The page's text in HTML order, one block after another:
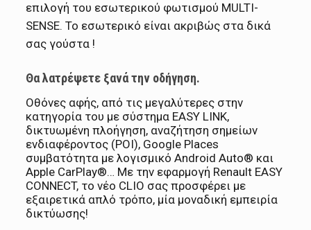
επιλογή του εσωτερικού φωτισμού MULTI-
SENSE. Το εσωτερικό είναι ακριβώς στα δικά
σας γούστα !
Θα λατρέψετε ξανά την οδήγηση.
Οθόνες αφής, από τις μεγαλύτερες στην
κατηγορία του με σύστημα EASY LINK,
δικτυωμένη πλοήγηση, αναζήτηση σημείων
ενδιαφέροντος (POI), Google Places
συμβατότητα με λογισμικό Android Auto® και
Apple CarPlay®… Με την εφαρμογή Renault EASY
CONNECT, το νέο CLIO σας προσφέρει με
εξαιρετικά απλό τρόπο, μία μοναδική εμπειρία
δικτύωσης!